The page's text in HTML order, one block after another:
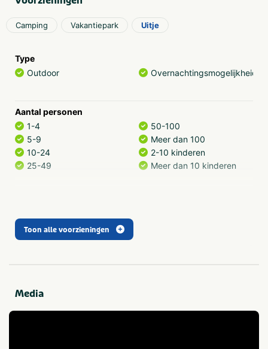
Camping Vakantiepark Uitje
Type
Outdoor
Overnachtingsmogelijkheid
Aantal personen
1-4
5-9
10-24
25-49
50-100
Meer dan 100
2-10 kinderen
Meer dan 10 kinderen
Sportief & actief
Toon alle voorzieningen
Media